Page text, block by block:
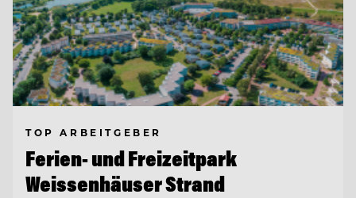
TOP ARBEITGEBER
Ferien- und Freizeitpark
Weissenhäuser Strand